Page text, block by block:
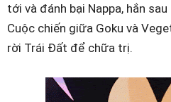
tới và đánh bại Nappa, hắn
Cuộc chiến giữa Goku và
rời Trái Đất để chữa trị.